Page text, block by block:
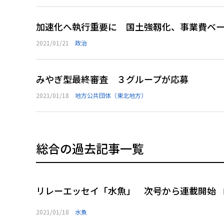
加速化へ執行重要に 国土強靱化、事業費ベ
2021/01/21 政治
みやぎ型最終審査 ３グループが応募
2021/01/18 地方公共団体（東北地方）
総合の過去記事一覧
リレーエッセイ「水魚」 次号から連載開始
2021/01/18 水魚